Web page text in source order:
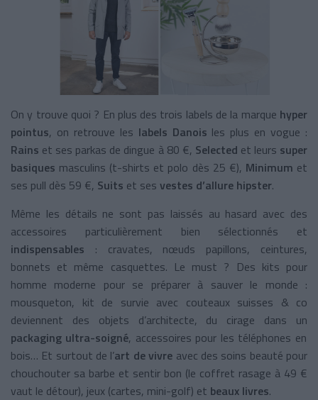
On y trouve quoi ? En plus des trois labels de la marque hyper
pointus, on retrouve les labels Danois les plus en vogue :
Rains et ses parkas de dingue à 80 €, Selected et leurs super
basiques masculins (t-shirts et polo dès 25 €), Minimum et
ses pull dès 59 €, Suits et ses vestes d’allure hipster.
Même les détails ne sont pas laissés au hasard avec des
accessoires particulièrement bien sélectionnés et
indispensables : cravates, nœuds papillons, ceintures,
bonnets et même casquettes. Le must ? Des kits pour
homme moderne pour se préparer à sauver le monde :
mousqueton, kit de survie avec couteaux suisses & co
deviennent des objets d’architecte, du cirage dans un
packaging ultra-soigné, accessoires pour les téléphones en
bois… Et surtout de l’art de vivre avec des soins beauté pour
chouchouter sa barbe et sentir bon (le coffret rasage à 49 €
vaut le détour), jeux (cartes, mini-golf) et beaux livres.